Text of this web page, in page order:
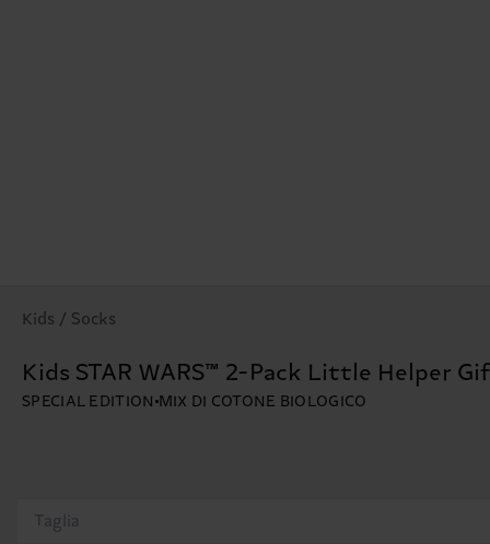
Kids / Socks
Kids STAR WARS™ 2-Pack Little Helper
SPECIAL EDITION MIX DI COTONE BIOLOGICO
Taglia